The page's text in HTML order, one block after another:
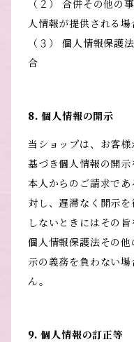
（２） 合併その他の
人情報が提供される場
（３） 個人情報保護
合
8. 個人情報の開示
当ショップは、お客
基づき個人情報の開
本人からのご請求で
対し、遅滞なく開示
しないときにはその旨
個人情報保護法その
示の義務を負わない
ん。
9. 個人情報の訂正等